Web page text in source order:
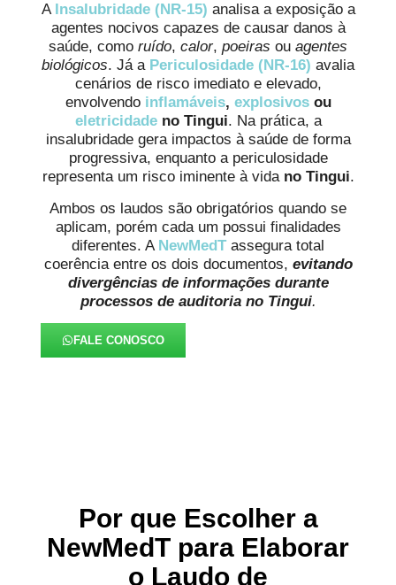
A Insalubridade (NR-15) analisa a exposição a
agentes nocivos capazes de causar danos à
saúde, como ruído, calor, poeiras ou agentes
biológicos. Já a Periculosidade (NR-16) avalia
cenários de risco imediato e elevado,
envolvendo inflamáveis, explosivosou
eletricidadeno Tingui. Na prática, a
insalubridade gera impactos à saúde de forma
progressiva, enquanto a periculosidade
representa um risco iminente à vida no Tingui.
Ambos os laudos são obrigatórios quando se
aplicam, porém cada um possui finalidades
diferentes. A NewMedT assegura total
coerência entre os dois documentos, evitando
divergências de informações durante
processos de auditoria no Tingui.
FALE CONOSCO
Por que Escolher a
NewMedT para Elaborar
o Laudo de